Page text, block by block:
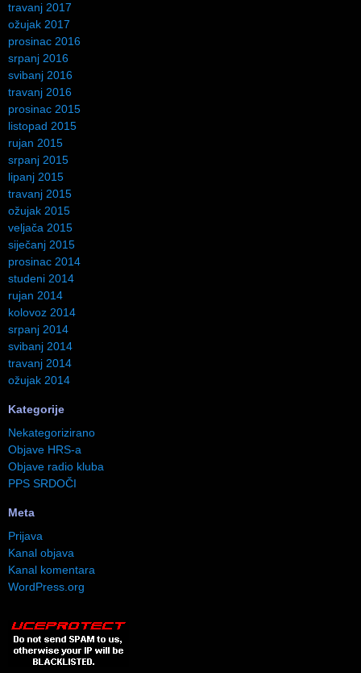
travanj 2017
ožujak 2017
prosinac 2016
srpanj 2016
svibanj 2016
travanj 2016
prosinac 2015
listopad 2015
rujan 2015
srpanj 2015
lipanj 2015
travanj 2015
ožujak 2015
veljača 2015
siječanj 2015
prosinac 2014
studeni 2014
rujan 2014
kolovoz 2014
srpanj 2014
svibanj 2014
travanj 2014
ožujak 2014
Kategorije
Nekategorizirano
Objave HRS-a
Objave radio kluba
PPS SRDOČI
Meta
Prijava
Kanal objava
Kanal komentara
WordPress.org